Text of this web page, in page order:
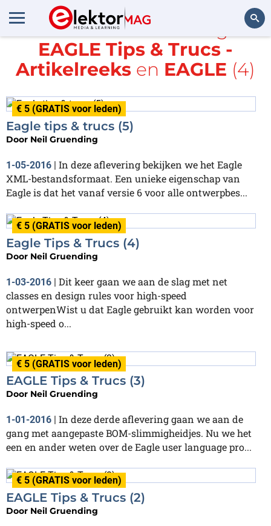
Alle items met de tags
EAGLE Tips & Trucs -
Artikelreeks en EAGLE (4)
€ 5 (GRATIS voor leden)
Eagle tips & trucs (5)
Door Neil Gruending
1-05-2016 | In deze aflevering bekijken we het Eagle
XML-bestandsformaat. Een unieke eigenschap van
Eagle is dat het vanaf versie 6 voor alle ontwerpbes...
€ 5 (GRATIS voor leden)
Eagle Tips & Trucs (4)
Door Neil Gruending
1-03-2016 | Dit keer gaan we aan de slag met net
classes en design rules voor high-speed
ontwerpenWist u dat Eagle gebruikt kan worden voor
high-speed o...
€ 5 (GRATIS voor leden)
EAGLE Tips & Trucs (3)
Door Neil Gruending
1-01-2016
In deze derde aflevering gaan we aan de
gang met aangepaste BOM-slimmigheidjes. Nu we het
een en ander weten over de Eagle user language pro...
€ 5 (GRATIS voor leden)
EAGLE Tips & Trucs (2)
Door Neil Gruending